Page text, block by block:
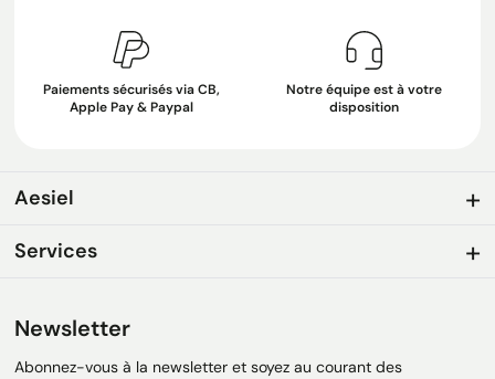
Paiements sécurisés via CB,
Apple Pay & Paypal
Notre équipe est à votre
disposition
Aesiel
Services
Newsletter
Abonnez-vous à la newsletter et soyez au courant des